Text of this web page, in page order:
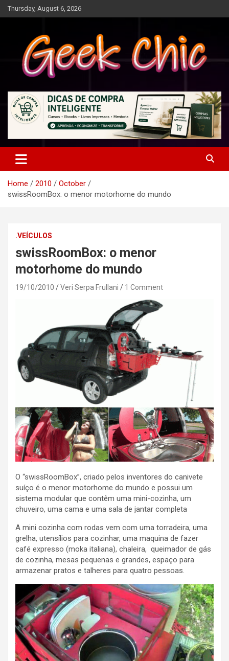
Skip
to
Thursday, August 6, 2026
Geek Chic
Home 2010
October
swissRoomBox: o menor motorhome do mundo
.VEÍCULOS
swissRoomBox: o menor
motorhome do mundo
19/10/2010 Veri Serpa Frullani 1 Comment
O “swissRoomBox”, criado pelos inventores do canivete
suíço é o menor motorhome do mundo e possui um
sistema modular que contêm uma mini-cozinha, um
chuveiro, uma cama e uma sala de jantar completa
A mini cozinha com rodas vem com uma torradeira, uma
grelha, utensílios para cozinhar, uma maquina de fazer
café expresso (moka italiana), chaleira, queimador de gás
de cozinha, mesas pequenas e grandes, espaço para
armazenar pratos e talheres para quatro pessoas.